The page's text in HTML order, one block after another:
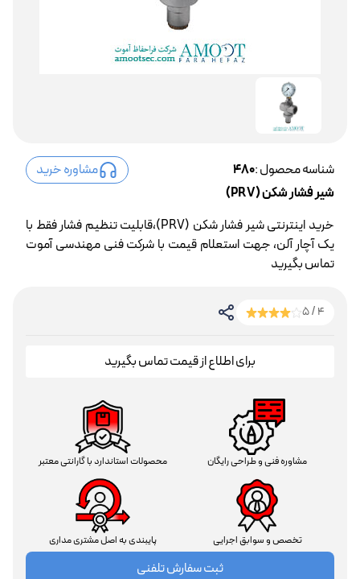
شناسه محصول :480
مشاوره خرید
شیر فشار شکن (PRV)
خرید اینترنتی شیر فشار شکن (PRV)،قابلیت تنظیم فشار فقط با
یک آچار آلن، جهت استعلام قیمت با شرکت فنی مهندسی آموت
تماس بگیرید
4 / 5
برای اطلاع از قیمت تماس بگیرید
مشاوره فنی و طراحی رایگان محصولات استاندارد با گارانتی معتبر
تخصص و سوابق اجرایی پایبندی به اصل مشتری مداری
ثبت سفارش تلفنی